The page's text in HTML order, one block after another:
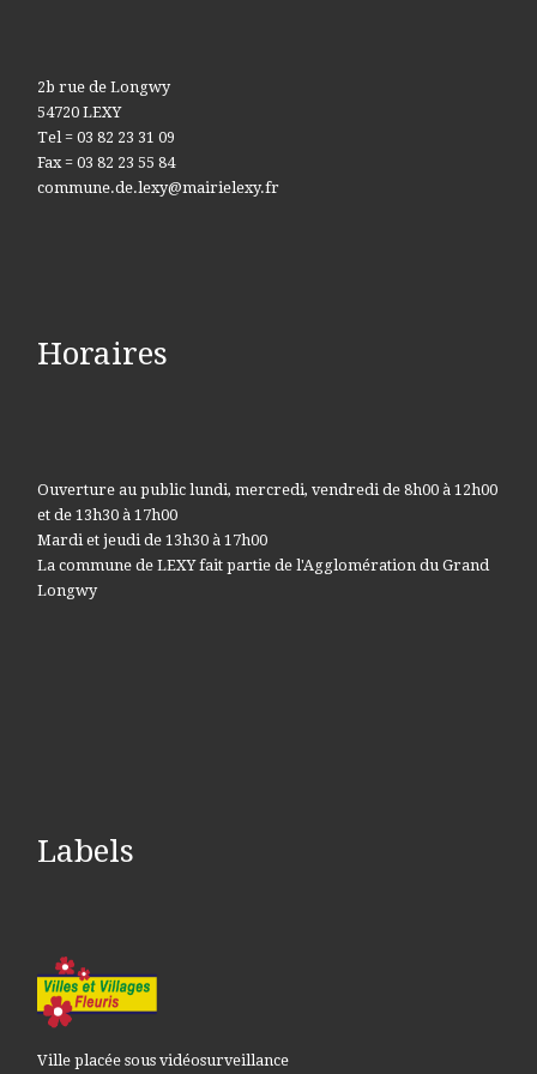
2b rue de Longwy
54720 LEXY
Tel = 03 82 23 31 09
Fax = 03 82 23 55 84
commune.de.lexy@mairielexy.fr
Horaires
Ouverture au public lundi, mercredi, vendredi de 8h00 à 12h00
et de 13h30 à 17h00
Mardi et jeudi de 13h30 à 17h00
La commune de LEXY fait partie de l'Agglomération du Grand
Longwy
Labels
Ville placée sous vidéosurveillance